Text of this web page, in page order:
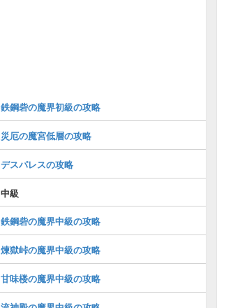
鉄鋼砦の魔界初級の攻略
災厄の魔宮低層の攻略
デスパレスの攻略
中級
鉄鋼砦の魔界中級の攻略
煉獄峠の魔界中級の攻略
甘味楼の魔界中級の攻略